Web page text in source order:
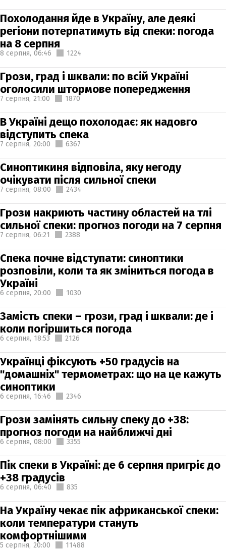
Похолодання йде в Україну, але деякі
регіони потерпатимуть від спеки: погода
на 8 серпня
8 серпня, 06:46 1224
Грози, град і шквали: по всій Україні
оголосили штормове попередження
7 серпня, 21:00 1870
В Україні дещо похолодає: як надовго
відступить спека
7 серпня, 20:00 6367
Синоптикиня відповіла, яку негоду
очікувати після сильної спеки
7 серпня, 08:00 2434
Грози накриють частину областей на тлі
сильної спеки: прогноз погоди на 7 серпня
7 серпня, 06:21 2388
Спека почне відступати: синоптики
розповіли, коли та як зміниться погода в
Україні
6 серпня, 20:00 1030
Замість спеки – грози, град і шквали: де і
коли погіршиться погода
6 серпня, 18:53 2126
Українці фіксують +50 градусів на
"домашніх" термометрах: що на це кажуть
синоптики
6 серпня, 16:46 2346
Грози замінять сильну спеку до +38:
прогноз погоди на найближчі дні
6 серпня, 08:00 3355
Пік спеки в Україні: де 6 серпня пригріє до
+38 градусів
6 серпня, 06:40 835
На Україну чекає пік африканської спеки:
коли температури стануть
комфортнішими
5 серпня, 20:00 11488